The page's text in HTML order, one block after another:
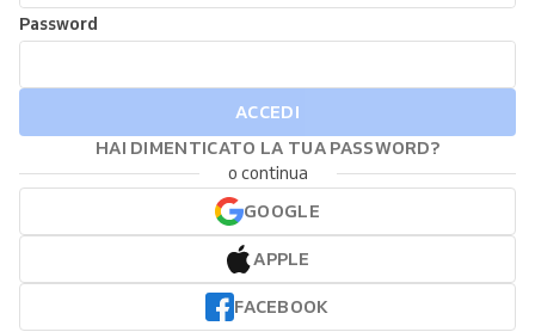
Password
ACCEDI
HAI DIMENTICATO LA TUA PASSWORD?
o continua
GOOGLE
APPLE
FACEBOOK